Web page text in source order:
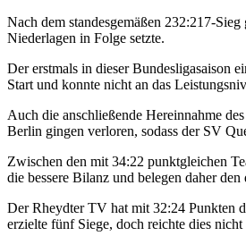
Nach dem standesgemäßen 232:217-
Niederlagen in Folge setzte.
Der erstmals in dieser Bundesligasaison
Start und konnte nicht an das
Auch die anschließende Hereinnahme
Berlin gingen verloren, sodass der SV
Zwischen den mit 34:22 punktgleichen
die bessere Bilanz und belegen daher
Der Rheydter TV hat mit 32:24 Punkten
erzielte fünf Siege, doch reichte dies